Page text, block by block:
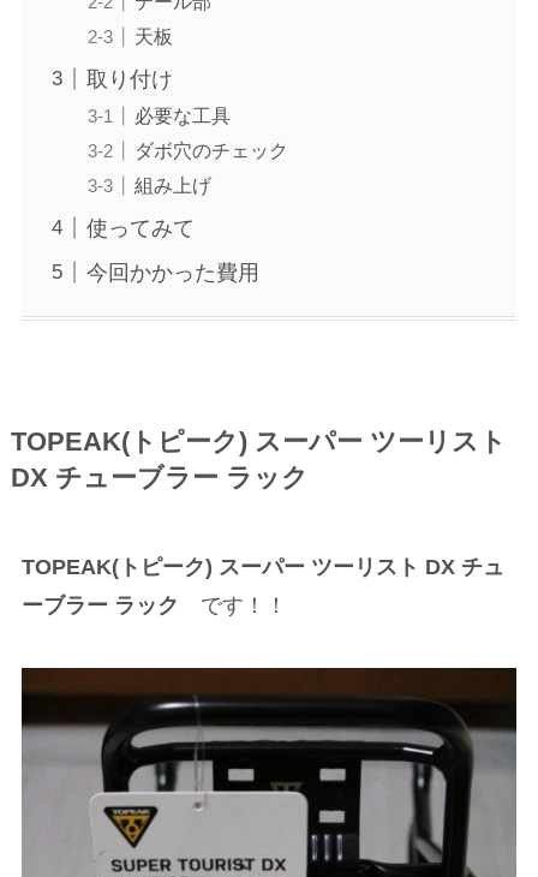
天板
取り付け
必要な工具
ダボ穴のチェック
組み上げ
使ってみて
今回かかった費用
TOPEAK(トピーク) スーパー ツーリスト
DX チューブラー ラック
TOPEAK(トピーク) スーパー ツーリスト DX チュ
ーブラー ラック です！！